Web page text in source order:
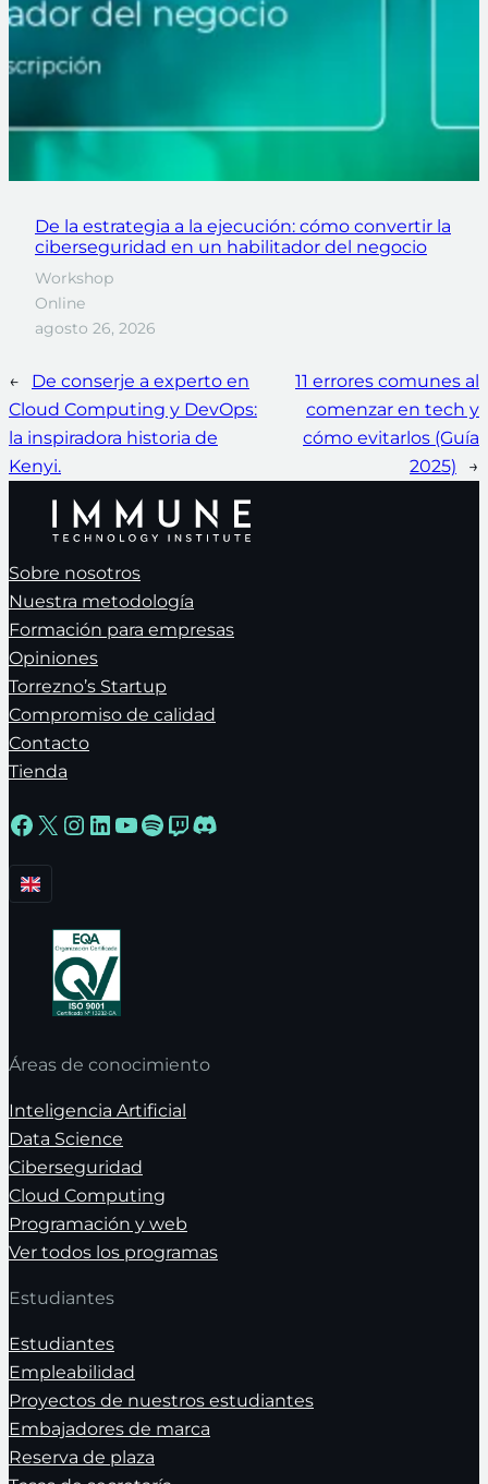
De la estrategia a la ejecución: cómo convertir la
ciberseguridad en un habilitador del negocio
Workshop
Online
agosto 26, 2026
←
De conserje a experto en
Cloud Computing y DevOps:
la inspiradora historia de
Kenyi.
11 errores comunes al
comenzar en tech y
cómo evitarlos (Guía
2025)
→
Sobre nosotros
Nuestra metodología
Formación para empresas
Opiniones
Torrezno’s Startup
Compromiso de calidad
Contacto
Tienda
Facebook
X Instagram
LinkedIn
YouTube
Spotify
Twitch
Discord
Áreas de conocimiento
Inteligencia Artificial
Data Science
Ciberseguridad
Cloud Computing
Programación y web
Ver todos los programas
Estudiantes
Estudiantes
Empleabilidad
Proyectos de nuestros estudiantes
Embajadores de marca
Reserva de plaza